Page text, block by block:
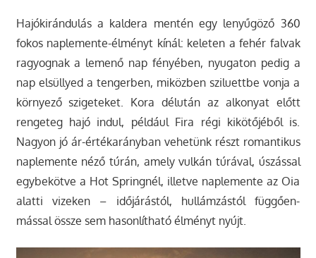
Hajókirándulás a kaldera mentén egy lenyűgöző 360
fokos naplemente-élményt kínál: keleten a fehér falvak
ragyognak a lemenő nap fényében, nyugaton pedig a
nap elsüllyed a tengerben, miközben sziluettbe vonja a
környező szigeteket. Kora délután az alkonyat előtt
rengeteg hajó indul, például Fira régi kikötőjéből is.
Nagyon jó ár-értékarányban vehetünk részt romantikus
naplemente néző túrán, amely vulkán túrával, úszással
egybekötve a Hot Springnél, illetve naplemente az Oia
alatti vizeken – időjárástól, hullámzástól függően-
mással össze sem hasonlítható élményt nyújt.